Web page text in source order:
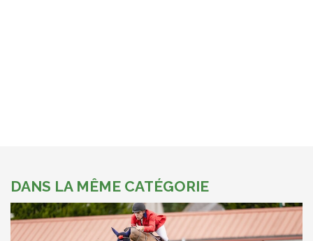
DANS LA MÊME CATÉGORIE